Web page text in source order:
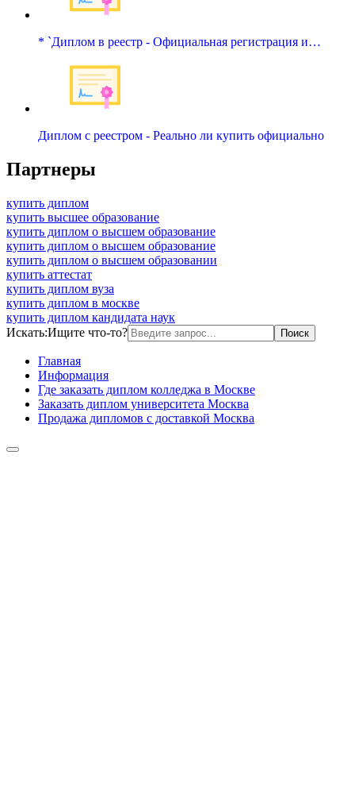
* `Диплом в реестр - Официальная регистрация и…
Диплом с реестром - Реально ли купить официально
Партнеры
купить диплом
купить высшее образование
купить диплом о высшем образование
купить диплом о высшем образование
купить диплом о высшем образовании
купить аттестат
купить диплом вуза
купить диплом в москве
купить диплом кандидата наук
Искать:Ищите что-то?
Главная
Информация
Где заказать диплом колледжа в Москве
Заказать диплом университета Москва
Продажа дипломов с доставкой Москва